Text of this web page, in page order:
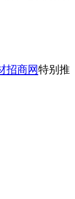
招商网特别推